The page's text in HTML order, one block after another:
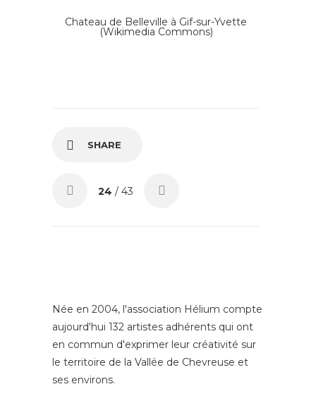
Chateau de Belleville à Gif-sur-Yvette
(Wikimedia Commons)
SHARE
24 / 43
Née en 2004, l'association Hélium compte
aujourd'hui 132 artistes adhérents qui ont
en commun d'exprimer leur créativité sur
le territoire de la Vallée de Chevreuse et
ses environs.